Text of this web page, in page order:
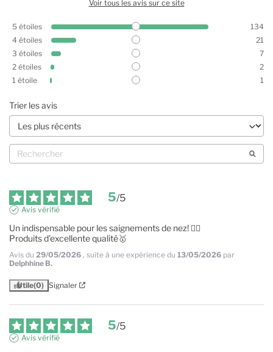
Voir tous les avis sur ce site
5 étoiles
134
4 étoiles
21
3 étoiles
7
2 étoiles
2
1 étoile 1
Trier les avis
5/5
Avis vérifié
Un indispensable pour les saignements de nez! 👍🏼
Produits d’excellente qualité🥇
Avis du 29/05/2026 , suite à une expérience du 13/05/2026 par
Delphhine B.
Utile(0) Signaler
5/5
Avis vérifié